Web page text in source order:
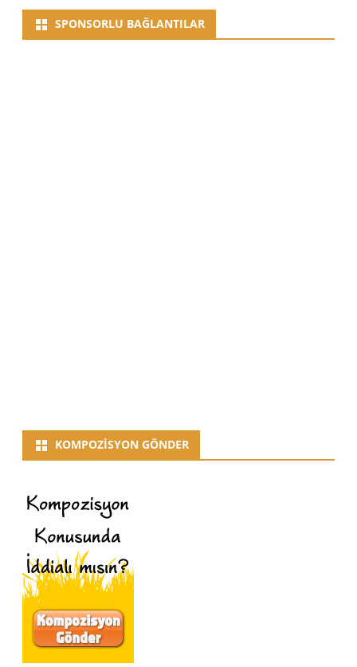
SPONSORLU BAĞLANTILAR
KOMPOZISYON GÖNDER